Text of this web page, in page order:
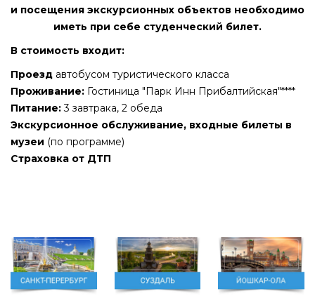
и посещения экскурсионных объектов необходимо
иметь при себе студенческий билет.
В стоимость входит:
Проезд автобусом туристического класса
Проживание: Гостиница "Парк Инн Прибалтийская"****
Питание:3 завтрака, 2 обеда
Экскурсионное обслуживание, входные билеты в
музеи (по программе)
Страховка от ДТП